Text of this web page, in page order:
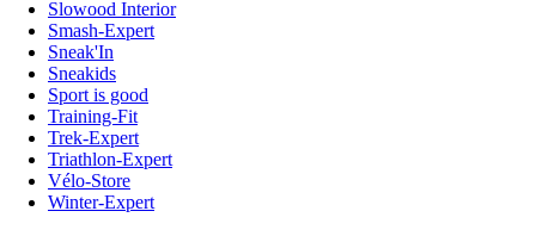
Slowood Interior
Smash-Expert
Sneak'In
Sneakids
Sport is good
Training-Fit
Trek-Expert
Triathlon-Expert
Vélo-Store
Winter-Expert